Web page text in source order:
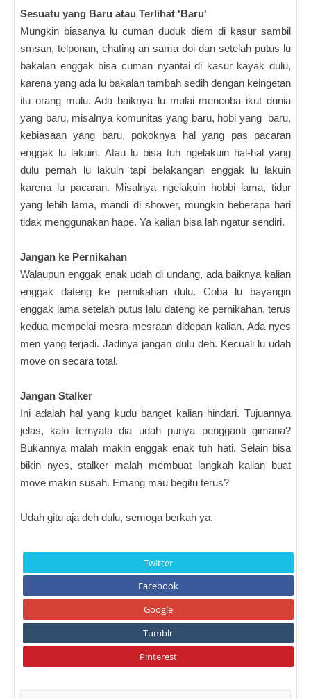
Sesuatu yang Baru atau Terlihat 'Baru'
Mungkin biasanya lu cuman duduk diem di kasur sambil
smsan, telponan, chating an sama doi dan setelah putus lu
bakalan enggak bisa cuman nyantai di kasur kayak dulu,
karena yang ada lu bakalan tambah sedih dengan keingetan
itu orang mulu. Ada baiknya lu mulai mencoba ikut dunia
yang baru, misalnya komunitas yang baru, hobi yang baru,
kebiasaan yang baru, pokoknya hal yang pas pacaran
enggak lu lakuin. Atau lu bisa tuh ngelakuin hal-hal yang
dulu pernah lu lakuin tapi belakangan enggak lu lakuin
karena lu pacaran. Misalnya ngelakuin hobbi lama, tidur
yang lebih lama, mandi di shower, mungkin beberapa hari
tidak menggunakan hape. Ya kalian bisa lah ngatur sendiri.
Jangan ke Pernikahan
Walaupun enggak enak udah di undang, ada baiknya kalian
enggak dateng ke pernikahan dulu. Coba lu bayangin
enggak lama setelah putus lalu dateng ke pernikahan, terus
kedua mempelai mesra-mesraan didepan kalian. Ada nyes
men yang terjadi. Jadinya jangan dulu deh. Kecuali lu udah
move on secara total.
Jangan Stalker
Ini adalah hal yang kudu banget kalian hindari. Tujuannya
jelas, kalo ternyata dia udah punya pengganti gimana?
Bukannya malah makin enggak enak tuh hati. Selain bisa
bikin nyes, stalker malah membuat langkah kalian buat
move makin susah. Emang mau begitu terus?
Udah gitu aja deh dulu, semoga berkah ya.
Twitter
Facebook
Google
Tumblr
Pinterest